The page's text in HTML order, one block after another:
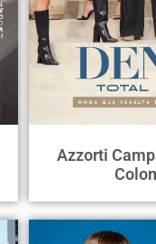
Azzorti